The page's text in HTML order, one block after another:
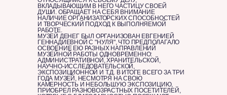
ВКЛАДЫВАЮЩИМ В НЕГО ЧАСТИЦУ СВОЕЙ
ДУШИ. ОБРАЩАЕТ НА СЕБЯ ВНИМАНИЕ
НАЛИЧИЕ ОРГАНИЗАТОРСКИХ СПОСОБНОСТЕЙ
И ТВОРЧЕСКИЙ ПОДХОД К ВЫПОЛНЯЕМОЙ
РАБОТЕ.
МУЗЕЙ ДЕНЕГ БЫЛ ОРГАНИЗОВАН ЕВГЕНИЕЙ
ГЕННАДИЕВНОЙ С "НУЛЯ", ЧТО ПРЕДПОЛАГАЛО
ОСВОЕНИЕ ЕЮ РАЗНЫХ НАПРАВЛЕНИЙ
МУЗЕЙНОЙ РАБОТЫ ОДНОВРЕМЕННО:
АДМИНИСТРАТИВНОЙ, ХРАНИТЕЛЬСКОЙ,
НАУЧНО-ИССЛЕДОВАТЕЛЬСКОЙ,
ЭКСПОЗИЦИОННОЙ И Т.Д. В ИТОГЕ ВСЕГО ЗА ТРИ
ГОДА МУЗЕЙ, НЕСМОТРЯ НА СВОЮ
КАМЕРНОСТЬ И НЕБОЛЬШУЮ ЭКСПОЗИЦИЮ,
ПРИОБРЕЛ РАЗНОВОЗРАСТНЫХ ПОСЕТИТЕЛЕЙ,